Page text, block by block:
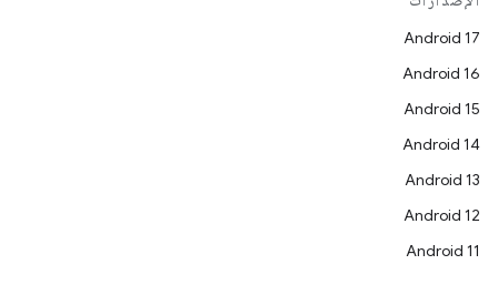
Android 17
Android 16
Android 15
Android 14
Android 13
Android 12
Android 11